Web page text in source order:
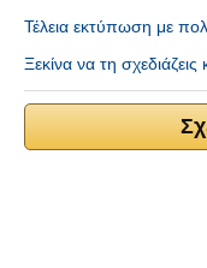
Τέλεια εκτύπωση με
Ξεκίνα να τη